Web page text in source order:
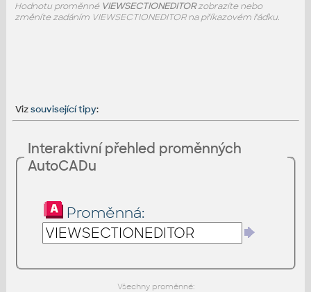
Hodnotu proměnné VIEWSECTIONEDITORzobrazíte nebo
změníte zadáním VIEWSECTIONEDITOR na příkazovém řádku.
Vizsouvisející tipy:
Interaktivní přehled proměnných
AutoCADu
Proměnná:
Všechny proměnné: